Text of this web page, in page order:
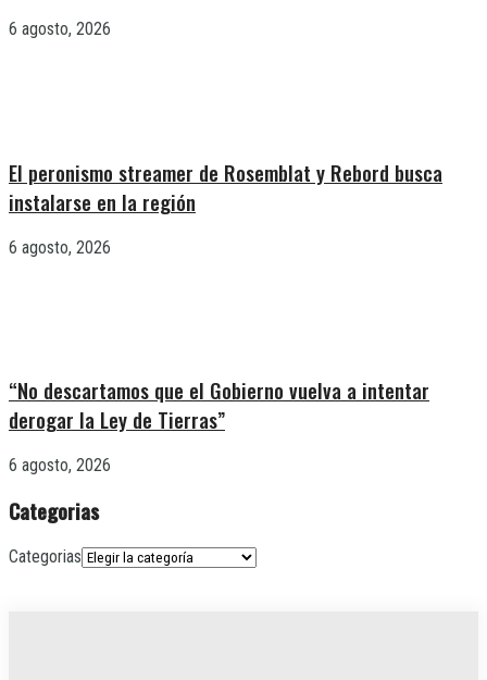
6 agosto, 2026
El peronismo streamer de Rosemblat y Rebord busca
instalarse en la región
6 agosto, 2026
“No descartamos que el Gobierno vuelva a intentar
derogar la Ley de Tierras”
6 agosto, 2026
Categorias
Categorias